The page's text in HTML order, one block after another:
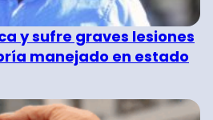
y sufre graves lesiones
manejado en estado